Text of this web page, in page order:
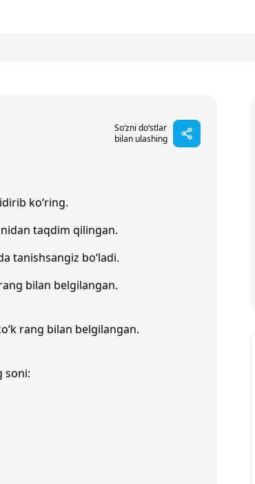
So‘zni do‘stlar
bilan ulashing
ko‘ring.
taqdim qilingan.
tanishsangiz bo‘ladi.
bilan belgilangan.
rang bilan belgilangan.
soni: